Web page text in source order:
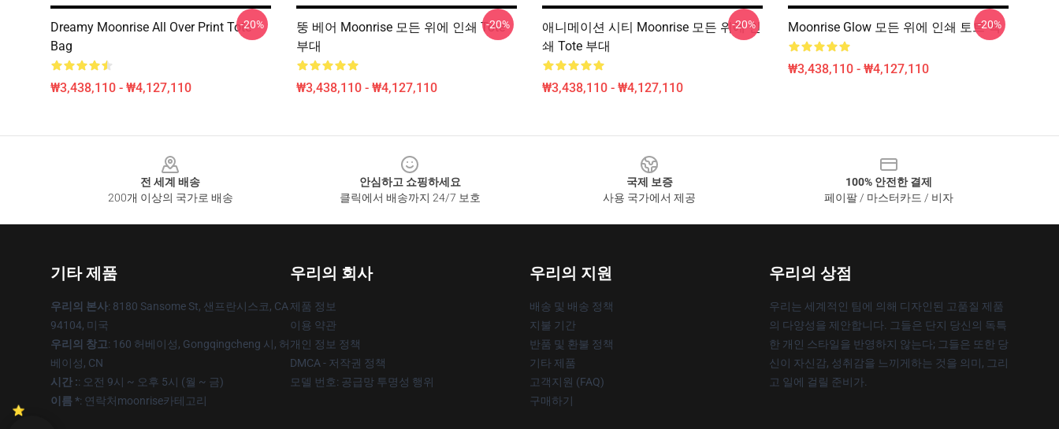
Dreamy Moonrise All Over Print Tote
Bag
₩3,438,110 - ₩4,127,110
-20%
뚱 베어 Moonrise 모든 위에 인쇄 Tote
부대
₩3,438,110 - ₩4,127,110
-20%
애니메이션 시티 Moonrise 모든 위에 인
쇄 Tote 부대
₩3,438,110 - ₩4,127,110
-20% Moonrise Glow 모든 위에 인쇄 토트 백
₩3,438,110 - ₩4,127,110
-20%
전 세계 배송
200개 이상의 국가로 배송
안심하고 쇼핑하세요
클릭에서 배송까지 24/7 보호
국제 보증
사용 국가에서 제공
100% 안전한 결제
페이팔 / 마스터카드 / 비자
기타 제품
우리의 본사: 8180 Sansome St, 샌프란시스코, CA
94104, 미국
우리의 창고: 160 허베이성, Gongqingcheng 시, 허
베이성, CN
시간 :: 오전 9시 ~ 오후 5시 (월 ~ 금)
이름 *: 연락처moonrise카테고리
우리의 회사
제품 정보
이용 약관
개인 정보 정책
DMCA - 저작권 정책
모델 번호: 공급망 투명성 행위
우리의 지원
배송 및 배송 정책
지불 기간
반품 및 환불 정책
기타 제품
고객지원 (FAQ)
구매하기
우리의 상점
우리는 세계적인 팀에 의해 디자인된 고품질 제품
의 다양성을 제안합니다. 그들은 단지 당신의 독특
한 개인 스타일을 반영하지 않는다; 그들은 또한 당
신이 자신감, 성취감을 느끼게하는 것을 의미, 그리
고 일에 걸릴 준비가.